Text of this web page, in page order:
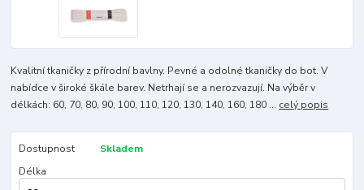
Kvalitní tkaničky z přírodní bavlny. Pevné a odolné tkaničky do bot. V
nabídce v široké škále barev. Netrhají se a nerozvazují. Na výběr v
délkách: 60, 70, 80, 90, 100, 110, 120, 130, 140, 160, 180 ... celý popis
Dostupnost
Skladem
Délka